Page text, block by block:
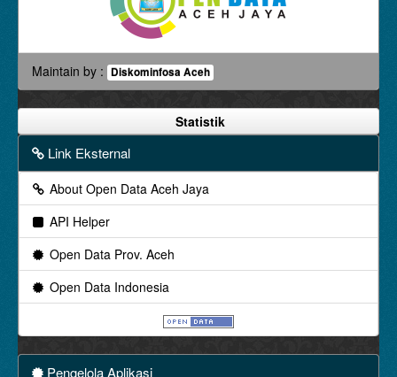
Maintain by : Diskominfosa Aceh
Statistik
Link Eksternal
About Open Data Aceh Jaya
API Helper
Open Data Prov. Aceh
Open Data Indonesia
Pengelola Aplikasi